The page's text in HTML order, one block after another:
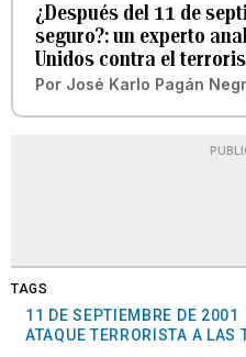
¿Después del 11 de
seguro?: un experto
Unidos contra el
Por José Karlo Pagán
TAGS
11 DE SEPTIEMBRE DE 2001
ATAQUE TERRORISTA A LAS